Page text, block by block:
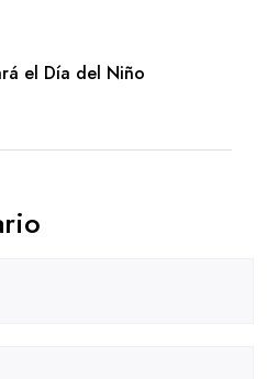
el Día del Niño